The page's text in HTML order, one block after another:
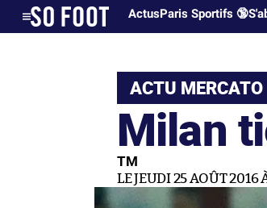
ActusParis Sportifs 🔞
ACTU MERCATO
Milan
TM
LE JEUDI 25 AOÛT 2016